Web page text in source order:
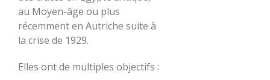
au Moyen-âge ou plus
récemment en Autriche suite à
la crise de 1929.
Elles ont de multiples objectifs :